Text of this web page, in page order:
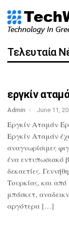
Τελευταία
εργκίν
Admin June 11,
Εργκίν Αταμάν
Εργκίν Αταμάν
αναγνωρίσιμες
ένα εντυπωσιακό
δεκαετίες.
Τουρκίας, και
μπάσκετ,
αργότερα […]